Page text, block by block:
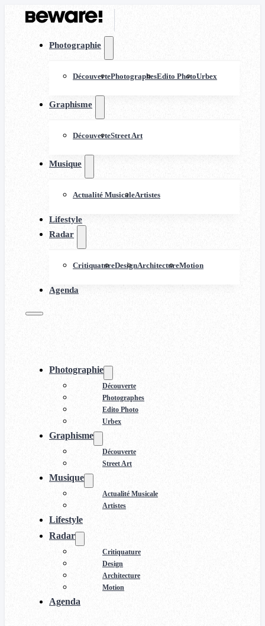
Photographie
DécouvertePhotographesEdito PhotoUrbex
Graphisme
DécouverteStreet Art
Musique
Actualité MusicaleArtistes
Lifestyle
Radar
CritiquatureDesignArchitectureMotion
Agenda
Photographie
Découverte
Photographes
Edito Photo
Urbex
Graphisme
Découverte
Street Art
Musique
Actualité Musicale
Artistes
Lifestyle
Radar
Critiquature
Design
Architecture
Motion
Agenda